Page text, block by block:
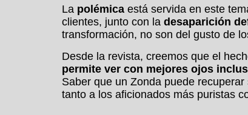
La polémica está servida en este
clientes, junto con la desaparición
transformación, no son del gusto de
Desde la revista, creemos que el
permite ver con mejores ojos
Saber que un Zonda puede
tanto a los aficionados más puristas